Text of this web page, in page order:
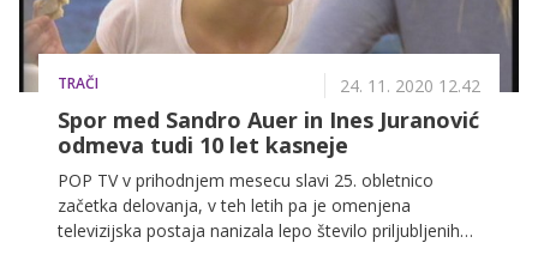
TRAČI 24. 11. 2020 12.42
Spor med Sandro Auer in Ines Juranović
odmeva tudi 10 let kasneje
POP TV v prihodnjem mesecu slavi 25. obletnico
začetka delovanja, v teh letih pa je omenjena
televizijska postaja nanizala lepo število priljubljenih